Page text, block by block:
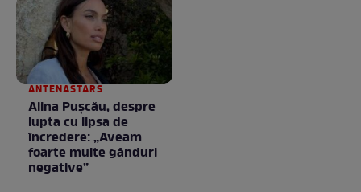
ANTENASTARS
Alina Pușcău, despre
lupta cu lipsa de
încredere: „Aveam
foarte multe gânduri
negative”